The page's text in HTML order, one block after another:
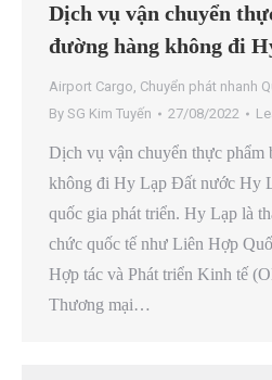
Dịch vụ vận chuyển
đường hàng không đi
Airport Cargo, Chuyển phát nhanh
By SG Kim Tuyến 27/08/2022
Dịch vụ vận chuyển thực phẩm
không đi Hy Lạp Đất nước Hy
quốc gia phát triển. Hy Lạp là
chức quốc tế như Liên Hợp
Hợp tác và Phát triển Kinh tế
Thương mại…